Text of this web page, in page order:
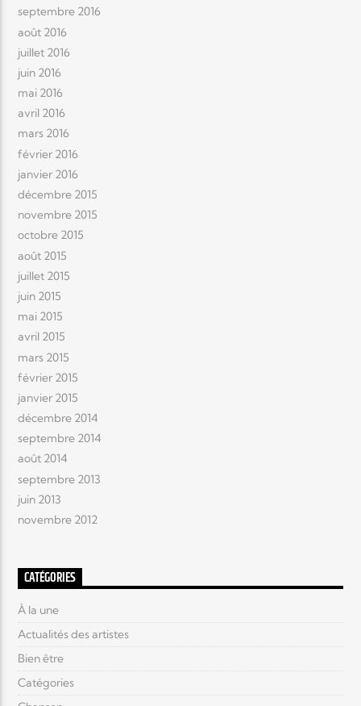
septembre 2016
août 2016
juillet 2016
juin 2016
mai 2016
avril 2016
mars 2016
février 2016
janvier 2016
décembre 2015
novembre 2015
octobre 2015
août 2015
juillet 2015
juin 2015
mai 2015
avril 2015
mars 2015
février 2015
janvier 2015
décembre 2014
septembre 2014
août 2014
septembre 2013
juin 2013
novembre 2012
CATÉGORIES
À la une
Actualités des artistes
Bien être
Catégories